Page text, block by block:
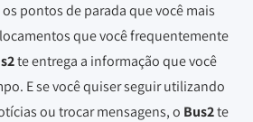
pontos de parada que você mais
que você frequentemente
te entrega a informação que você
E se você quiser seguir utilizando
ou trocar mensagens, o Bus2te